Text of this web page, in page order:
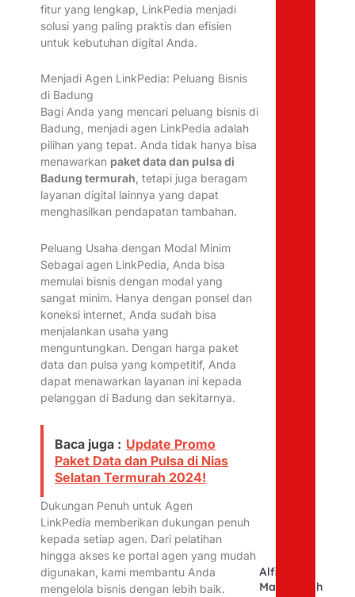
fitur yang lengkap, LinkPedia menjadi
solusi yang paling praktis dan efisien
untuk kebutuhan digital Anda.
Menjadi Agen LinkPedia: Peluang Bisnis
di Badung
Bagi Anda yang mencari peluang bisnis di
Badung, menjadi agen LinkPedia adalah
pilihan yang tepat. Anda tidak hanya bisa
menawarkan paket data dan pulsa di
Badung termurah, tetapi juga beragam
layanan digital lainnya yang dapat
menghasilkan pendapatan tambahan.
Peluang Usaha dengan Modal Minim
Sebagai agen LinkPedia, Anda bisa
memulai bisnis dengan modal yang
sangat minim. Hanya dengan ponsel dan
koneksi internet, Anda sudah bisa
menjalankan usaha yang
menguntungkan. Dengan harga paket
data dan pulsa yang kompetitif, Anda
dapat menawarkan layanan ini kepada
pelanggan di Badung dan sekitarnya.
Baca juga : Update Promo
Paket Data dan Pulsa di Nias
Selatan Termurah 2024!
Dukungan Penuh untuk Agen
LinkPedia memberikan dukungan penuh
kepada setiap agen. Dari pelatihan
hingga akses ke portal agen yang mudah
digunakan, kami membantu Anda
mengelola bisnis dengan lebih baik.
Alfina
Mahfudhoh